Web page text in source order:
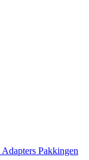
Pakkingen